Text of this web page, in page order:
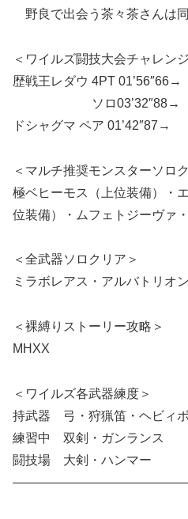
野良で出会う茶々茶さんは
＜ワイルズ闘技大会チャレン
歴戦王レダウ 4PT 01’56″66→
ソロ03’32″88→
ドシャグマ ペア 01’42″87→
＜マルチ推奨モンスターソロ
極ベヒーモス（上位装備）・
位装備）・ムフェトジーヴァ
＜全武器ソロクリア＞
ミラボレアス・アルバトリオ
＜裸縛りストーリー攻略＞
MHXX
＜ワイルズ各武器練度＞
持武器 弓・狩猟笛・ヘビィ
練習中 双剣・ガンランス
闘技場 大剣・ハンマー